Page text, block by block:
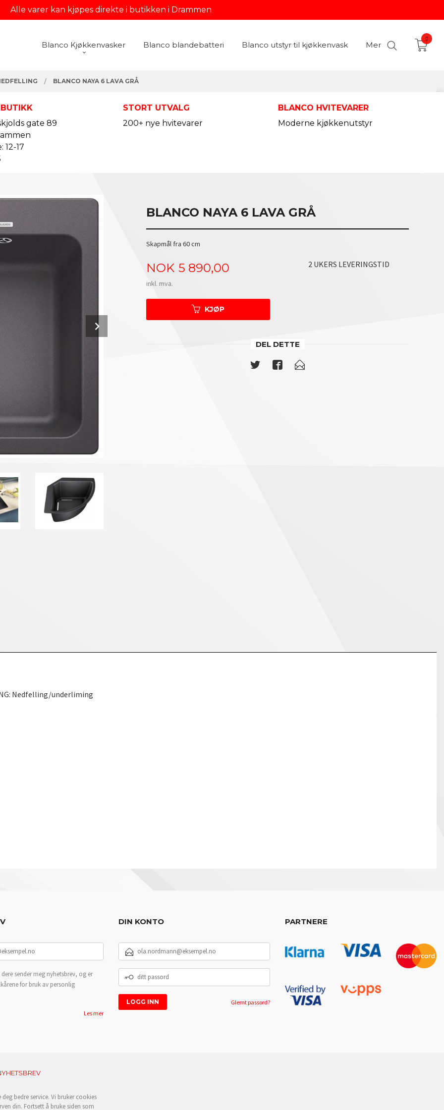
Alle varer kan kjøpes direkte i butikken i Drammen
Blanco Kjøkkenvasker Blanco blandebatteri Blanco utstyr til kjøkkenvask Mer
0
BLANCO NAYA 6 LAVA GRÅ
gate 89
12-17
STORT UTVALG
200+ nye hvitevarer
BLANCO HVITEVARER
Moderne kjøkkenutstyr
BLANCO NAYA 6 LAVA GRÅ
Skapmål fra 60 cm
Pris
NOK 5 890,00
inkl. mva.
2 UKERS LEVERINGSTID
KJØP
DEL DETTE
Nedfelling/underliming
sender meg nyhetsbrev, og er
for bruk av personlig
Les mer
DIN KONTO
POSTADRESSE
PASSORD
Glemt passord?
PARTNERE
bedre service. Vi bruker cookies
din. Fortsett å bruke siden som